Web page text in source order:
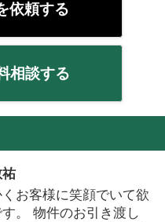
依頼する
相談する
くお客様に笑顔でいて欲
す。 物件のお引き渡し